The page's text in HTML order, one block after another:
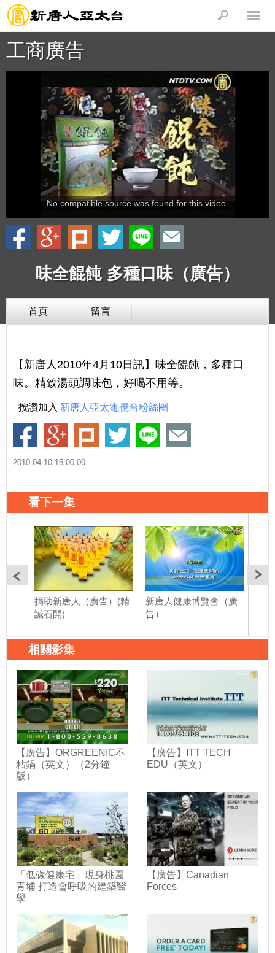
工商廣告
No compatible source was found for this video.
味全餛飩 多種口味（廣告）
首頁 留言
【新唐人2010年4月10日訊】味全餛飩，多種口
味。精致湯頭調味包，好喝不用等。
按讚加入 新唐人亞太電視台粉絲團
2010-04-10 15:00:00
看下一集
捐助新唐人（廣告）(精
誠石開)
新唐人健康博覽會（廣
告）
相關影集
【廣告】ORGREENIC不
粘鍋（英文）（2分鐘
版）
【廣告】ITT TECH
EDU（英文）
「低碳健康宅」現身桃園
青埔 打造會呼吸的建築醫
學
【廣告】Canadian
Forces